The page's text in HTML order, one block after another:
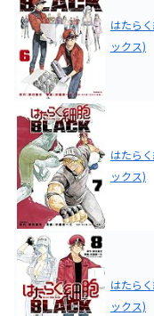
はたら
ックス)
はたら
ックス)
はたら
ックス)